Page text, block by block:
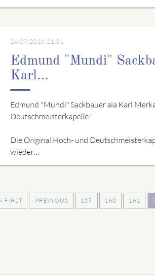
24.07.2018 21:31
Edmund "Mundi"
Karl…
Edmund "Mundi" Sackbauer ala Karl
Deutschmeisterkapelle!
Die Original Hoch- und
wieder…
« FIRST PREVIOUS 159 160 161